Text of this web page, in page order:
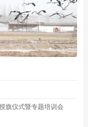
旗仪式暨专题培训会